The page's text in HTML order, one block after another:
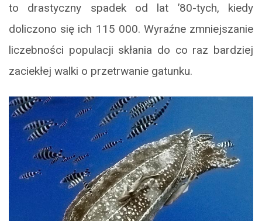
to drastyczny spadek od lat ’80-tych, kiedy
doliczono się ich 115 000. Wyraźne zmniejszanie
liczebności populacji skłania do co raz bardziej
zaciekłej walki o przetrwanie gatunku.